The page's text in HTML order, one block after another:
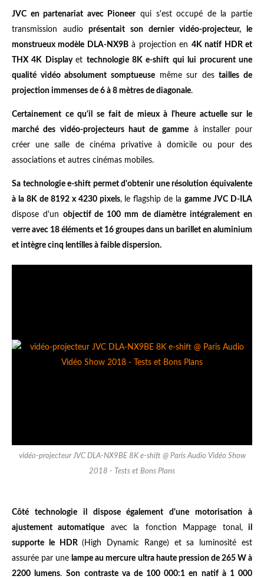
JVC en partenariat avec Pioneerqui s'est occupé de la partie
transmission audioprésentait son dernier vidéo-projecteur, le
monstrueux modèle DLA-NX9Bà projection en 4K natif HDR et
THX 4K Displayet technologie 8K e-shift qui lui procurent une
qualité vidéo absolument somptueusemême sur destailles de
projection immenses de 6 à 8 mètres de diagonale.
Certainement ce qu'il se fait de mieux à l'heure actuelle sur le
marché des vidéo-projecteurs haut de gamme à installer pour
créer une salle de cinéma privative à domicile ou pour des
associations et autres cinémas mobiles.
Sa technologie e-shift permet d'obtenir une résolution équivalente
à la 8K de 8192 x 4230 pixels, le flagship de lagamme JVC D-ILA
dispose d'un objectif de 100 mm de diamètre intégralement en
verre avec 18 éléments et 16 groupes dans un barillet en aluminium
et intègre cinq lentilles à faible dispersion.
vidéo-projecteur JVC DLA-NX9BE 8K e-shift @ Paris Audio Vidéo Show
2018 - Tests et Bons Plans
Côté technologie il dispose également d'une motorisation à
ajustement automatique avec la fonction Mappage tonal,il
supporte le HDR(High Dynamic Range) et sa luminosité est
assurée par une lampe au mercure ultra haute pression de 265 W à
2200 lumens.Son contraste va de 100 000:1 en natif à 1 000